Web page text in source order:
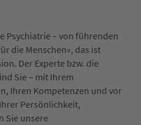
Psychiatrie – von führenden
die Menschen», das ist
Der Experte bzw. die
Sie – mit Ihrem
Ihren Kompetenzen und vor
Persönlichkeit,
Sie unsere